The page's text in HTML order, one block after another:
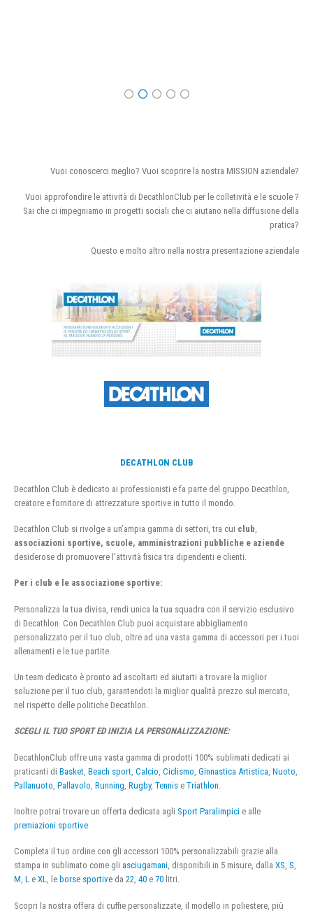
Vuoi conoscerci meglio? Vuoi scoprire la nostra MISSION aziendale?
Vuoi approfondire le attività di DecathlonClub per le colletività e le scuole ?
Sai che ci impegniamo in progetti sociali che ci aiutano nella diffusione della
pratica?
Questo e molto altro nella nostra presentazione aziendale
DECATHLON CLUB
Decathlon Club è dedicato ai professionisti e fa parte del gruppo Decathlon,
creatore e fornitore di attrezzature sportive in tutto il mondo.
Decathlon Club si rivolge a un’ampia gamma di settori, tra cui club
associazioni sportive, scuole, amministrazioni pubbliche e aziende
desiderose di promuovere l’attività fisica tra dipendenti e clienti.
Per i club e le associazione sportive:
Personalizza la tua divisa, rendi unica la tua squadra con il servizio esclusivo
di Decathlon. Con Decathlon Club puoi acquistare abbigliamento
personalizzato per il tuo club, oltre ad una vasta gamma di accessori per i tuoi
allenamenti e le tue partite.
Un team dedicato è pronto ad ascoltarti ed aiutarti a trovare la miglior
soluzione per il tuo club, garantendoti la miglior qualità prezzo sul mercato,
nel rispetto delle politiche Decathlon.
SCEGLI IL TUO SPORT ED INIZIA LA PERSONALIZZAZIONE:
DecathlonClub offre una vasta gamma di prodotti 100% sublimati dedicati ai
praticanti di Basket Beach sport Calcio Ciclismo Ginnastica Artistica Nuoto
Pallanuoto Pallavolo Running Rugby, Tennis e Triathlon
Inoltre potrai trovare un offerta dedicata agli Sport Paralimpici e alle
premiazioni sportive
Completa il tuo ordine con gli accessori 100% personalizzabili grazie alla
stampa in sublimato come gli asciugamani, disponibili in 5 misure, dalla XS, S,
M, L e XL, le borse sportive da 22, 40 e 70 litri.
Scopri la nostra offera di cuffie personalizzate, il modello in poliestere, più